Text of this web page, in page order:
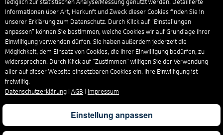
lediglich zur statistischen Analyse/Messung genutzt werden. Detaillierte
Informationen über Art, Herkunft und Zweck dieser Cookies finden Sie in
unserer Erklärung zum Datenschutz. Durch Klick auf "Einstellungen
anpassen" können Sie bestimmen, welche Cookies wir auf Grundlage Ihrer
Einwilligung verwenden dürfen. Sie haben außerdem jederzeit die
Möglichkeit, dem Einsatz von Cookies, die Ihrer Einwilligung bedürfen, zu
widersprechen. Durch Klick auf “Zustimmen“ willigen Sie der Verwendung
aller auf dieser Website einsetzbaren Cookies ein. Ihre Einwilligung ist
freiwillig.
Datenschutzerklärung
AGB Impressum
Einstellung anpassen